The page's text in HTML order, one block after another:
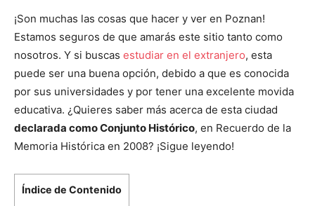
¡Son muchas las cosas que hacer y ver en Poznan!
Estamos seguros de que amarás este sitio tanto como
nosotros. Y si buscas estudiar en el extranjero, esta
puede ser una buena opción, debido a que es conocida
por sus universidades y por tener una excelente movida
educativa. ¿Quieres saber más acerca de esta ciudad
declarada como Conjunto Histórico, en Recuerdo de la
Memoria Histórica en 2008? ¡Sigue leyendo!
Índice de Contenido